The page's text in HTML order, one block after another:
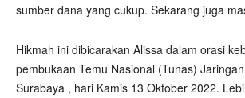
sumber dana yang cukup. Sekarang juga
Hikmah ini dibicarakan Alissa dalam orasi
pembukaan Temu Nasional (Tunas)
Surabaya , hari Kamis 13 Oktober 2022.